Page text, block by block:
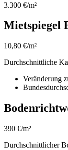
3.300 €/m²
Mietspiegel
10,80 €/m²
Durchschnittliche
Veränderung
390 €/m²
Durchschnittlicher